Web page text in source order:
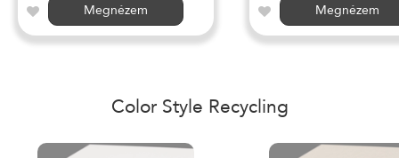
Megnézem
Megnézem
Color Style Recycling